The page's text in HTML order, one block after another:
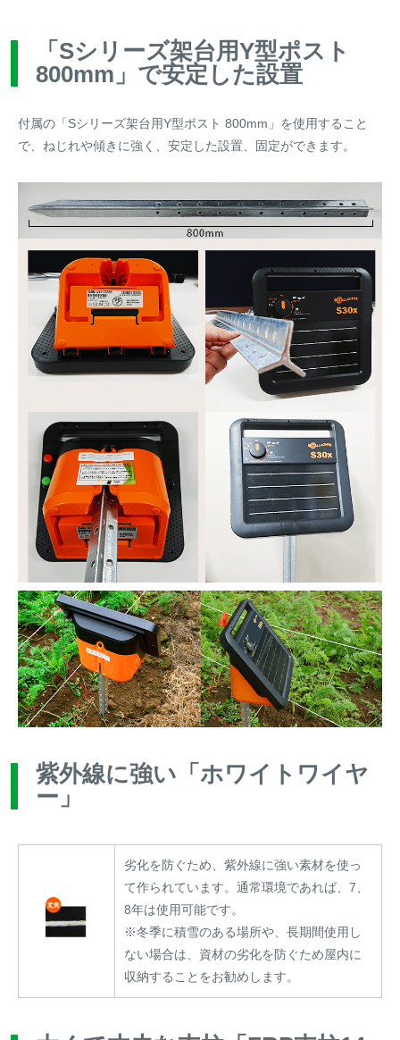
「Sシリーズ架台用Y型ポスト
800mm」で安定した設置
付属の「Sシリーズ架台用Y型ポスト 800mm」を使用すること
で、ねじれや傾きに強く、安定した設置、固定ができます。
紫外線に強い「ホワイトワイヤ
ー」
劣化を防ぐため、紫外線に強い素材を使っ
て作られています。通常環境であれば、7、
8年は使用可能です。
※冬季に積雪のある場所や、長期間使用し
ない場合は、資材の劣化を防ぐため屋内に
収納することをお勧めします。